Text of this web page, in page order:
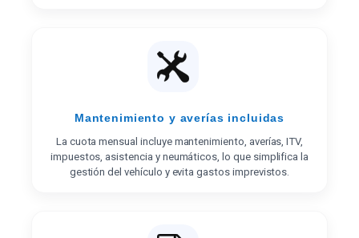
Mantenimiento y averías incluidas
La cuota mensual incluye mantenimiento, averías, ITV,
impuestos, asistencia y neumáticos, lo que simplifica la
gestión del vehículo y evita gastos imprevistos.